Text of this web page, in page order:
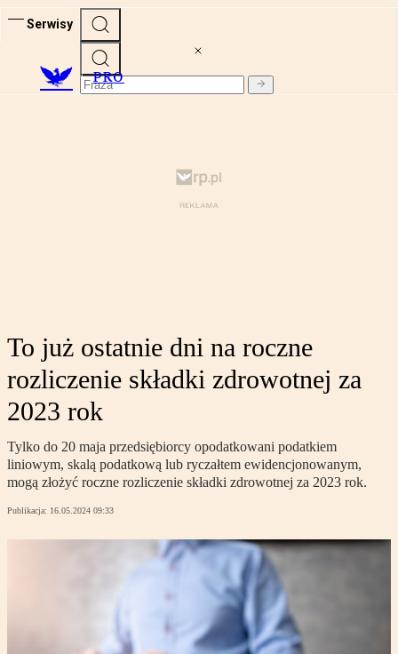
Serwisy
PRO
To już ostatnie dni na roczne
rozliczenie składki zdrowotnej za
2023 rok
Tylko do 20 maja przedsiębiorcy opodatkowani podatkiem
liniowym, skalą podatkową lub ryczałtem ewidencjonowanym,
mogą złożyć roczne rozliczenie składki zdrowotnej za 2023 rok.
Publikacja: 16.05.2024 09:33